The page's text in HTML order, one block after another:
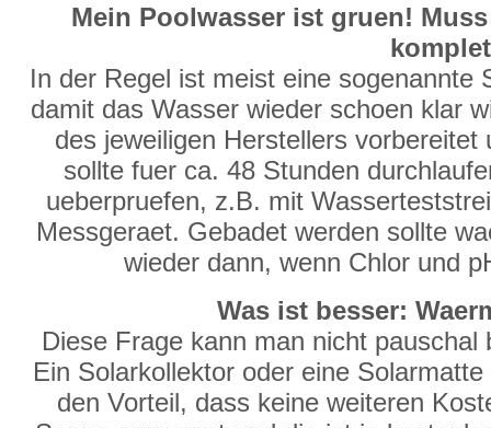
Mein Poolwasser ist gruen!
In der Regel ist meist eine sogenannte
damit das Wasser wieder schoen klar
des jeweiligen Herstellers
sollte fuer ca. 48 Stunden
ueberpruefen, z.B. mit
Messgeraet. Gebadet werden sollte
wieder dann, wenn Chlor und
Was ist besser:
Diese Frage kann man nicht
Ein Solarkollektor oder eine
den Vorteil, dass keine weiteren